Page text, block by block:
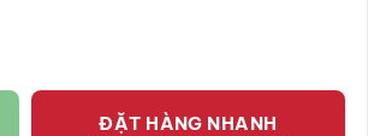
ĐẶT HÀNG NHANH